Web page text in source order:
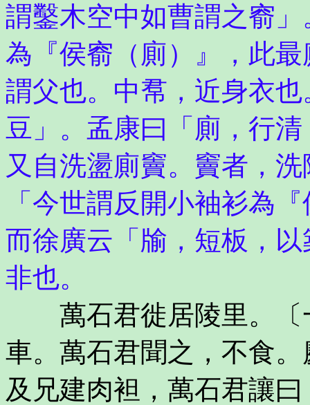
謂鑿木空中如曹謂之窬
為『侯窬（廁）』，此
謂父也。中帬，近身衣
豆」。孟康曰「廁，行
又自洗盪廁竇。竇者，
「今世謂反開小袖衫為
而徐廣云「牏，短板，
非也。
萬石君徙居陵里。〔
車。萬石君聞之，不食
及兄建肉袒，萬石君讓